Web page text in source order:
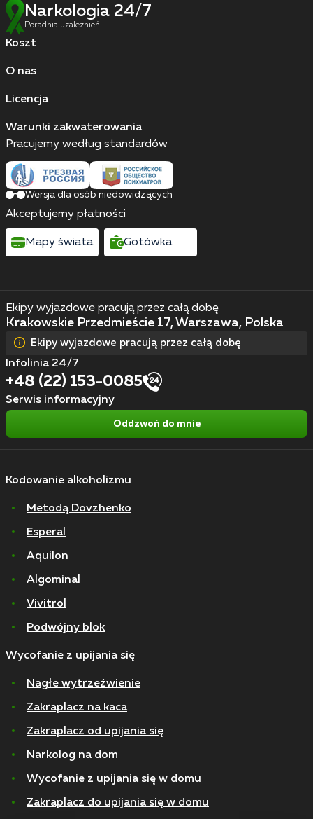
Narkologia 24/7
Poradnia uzależnień
Koszt
O nas
Licencja
Warunki zakwaterowania
Kodowanie alkoholizmu
Metodą Dovzhenko
Esperal
Aquilon
Algominal
Vivitrol
Podwójny blok
Wycofanie z upijania się
Nagłe wytrzeźwienie
Zakraplacz na kaca
Zakraplacz od upijania się
Narkolog na dom
Wycofanie z upijania się w domu
Zakraplacz do upijania się w domu
Ekipy wyjazdowe pracują przez całą dobę
Krakowskie Przedmieście 17, Warszawa, Polska
Ekipy wyjazdowe pracują przez całą dobę
Infolinia 24/7
+48 (22) 153-0085
Serwis informacyjny
Oddzwoń do mnie
Pracujemy według standardów
Wersja dla osób niedowidzących
Akceptujemy płatności
Mapy świata Gotówka